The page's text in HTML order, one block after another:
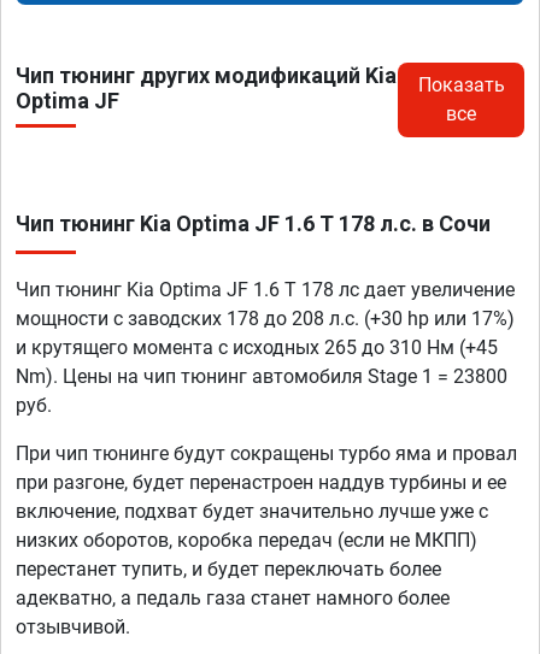
Чип тюнинг других модификаций Kia
Optima JF
Показать
все
Чип тюнинг Kia Optima JF 1.6 T 178 л.с. в Сочи
Чип тюнинг Kia Optima JF 1.6 T 178 лс дает увеличение
мощности с заводских 178 до 208 л.с. (+30 hp или 17%)
и крутящего момента с исходных 265 до 310 Нм (+45
Nm). Цены на чип тюнинг автомобиля Stage 1 = 23800
руб.
При чип тюнинге будут сокращены турбо яма и провал
при разгоне, будет перенастроен наддув турбины и ее
включение, подхват будет значительно лучше уже с
низких оборотов, коробка передач (если не МКПП)
перестанет тупить, и будет переключать более
адекватно, а педаль газа станет намного более
отзывчивой.